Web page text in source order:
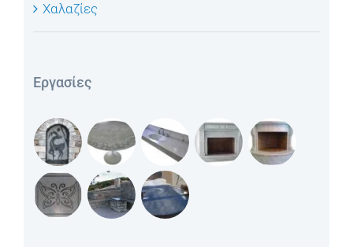
Χαλαζίες
Εργασίες